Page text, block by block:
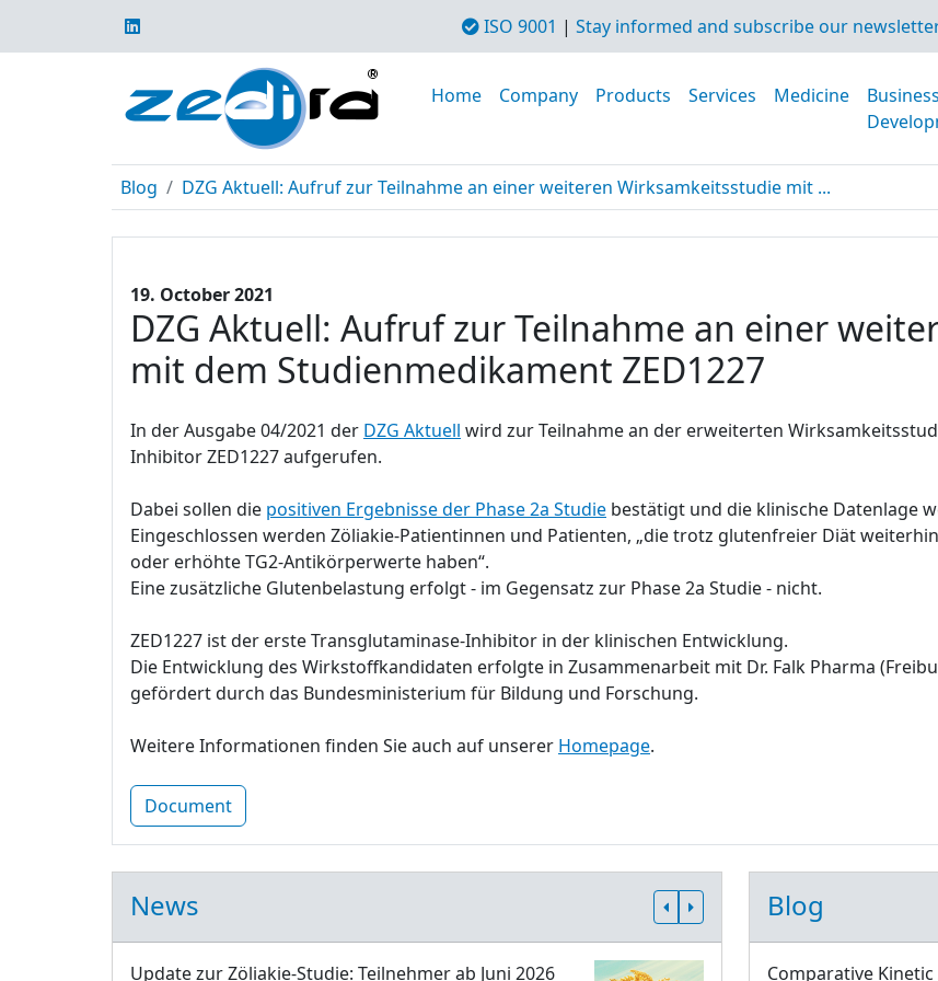
ISO 9001 | Stay informed and subscribe our
Home Company Products Services Medicine
Business
Blog DZG Aktuell: Aufruf zur Teilnahme an einer weiteren Wirksamkeitsstudie mit ...
19. October 2021
DZG Aktuell: Aufruf zur Teilnahme an einer
mit dem Studienmedikament ZED1227
In der Ausgabe 04/2021 der DZG Aktuell wird zur Teilnahme an der erweiterten
Inhibitor ZED1227 aufgerufen.
Dabei sollen die positiven Ergebnisse der Phase 2a Studie bestätigt und die klinische Datenlage
Eingeschlossen werden Zöliakie-Patientinnen und Patienten, „die trotz glutenfreier Diät
oder erhöhte TG2-Antikörperwerte haben“.
Eine zusätzliche Glutenbelastung erfolgt - im Gegensatz zur Phase 2a Studie - nicht.
ZED1227 ist der erste Transglutaminase-Inhibitor in der klinischen Entwicklung.
Die Entwicklung des Wirkstoffkandidaten erfolgte in Zusammenarbeit mit Dr. Falk Pharma
gefördert durch das Bundesministerium für Bildung und Forschung.
Weitere Informationen finden Sie auch auf unserer Homepage.
Document
News
Update zur Zöliakie-Studie: Teilnehmer ab Juni 2026
Blog
Comparative